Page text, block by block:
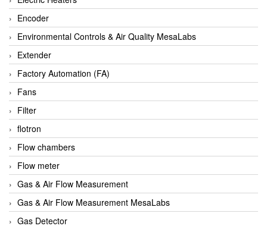
Anybus/ HMS
AOBEN
Apex Dynamics Vietnam
Apex Dynamics Vietnam
Apiste
APLISENS VietNam
Apollo Fire
Appleton
AQ Matic
Aqualabo Vietnam
Aquametro
ARCA Regler
Encoder
Environmental Controls & Air Quality MesaLabs
Extender
Factory Automation (FA)
Fans
Filter
flotron
Flow chambers
Flow meter
Gas & Air Flow Measurement
Gas & Air Flow Measurement MesaLabs
Gas Detector